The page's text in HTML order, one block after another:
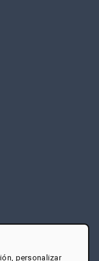
personalizar